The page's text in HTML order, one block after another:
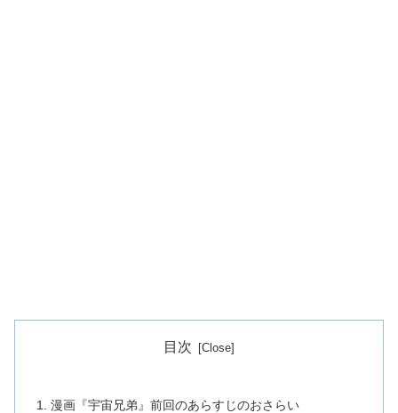
目次
漫画『宇宙兄弟』前回のあらすじのおさらい